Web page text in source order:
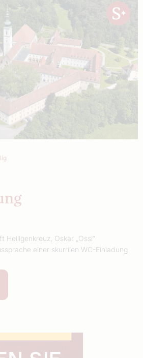
Oskar „Ossi“
einer skurrilen WC-Einladung